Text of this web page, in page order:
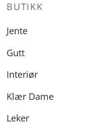
BUTIKK
Jente
Gutt
Interiør
Klær Dame
Leker